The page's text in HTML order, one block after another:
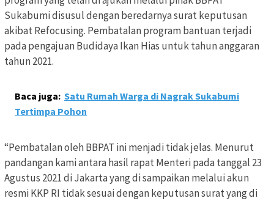
Sukabumi disusul dengan beredarnya surat keputusan
akibat Refocusing. Pembatalan program bantuan terjadi
pada pengajuan Budidaya Ikan Hias untuk tahun anggaran
tahun 2021.
Baca juga: Satu Rumah Warga di Nagrak Sukabumi
Tertimpa Pohon
“Pembatalan oleh BBPAT ini menjadi tidak jelas. Menurut
pandangan kami antara hasil rapat Menteri pada tanggal 23
Agustus 2021 di Jakarta yang di sampaikan melalui akun
resmi KKP RI tidak sesuai dengan keputusan surat yang di